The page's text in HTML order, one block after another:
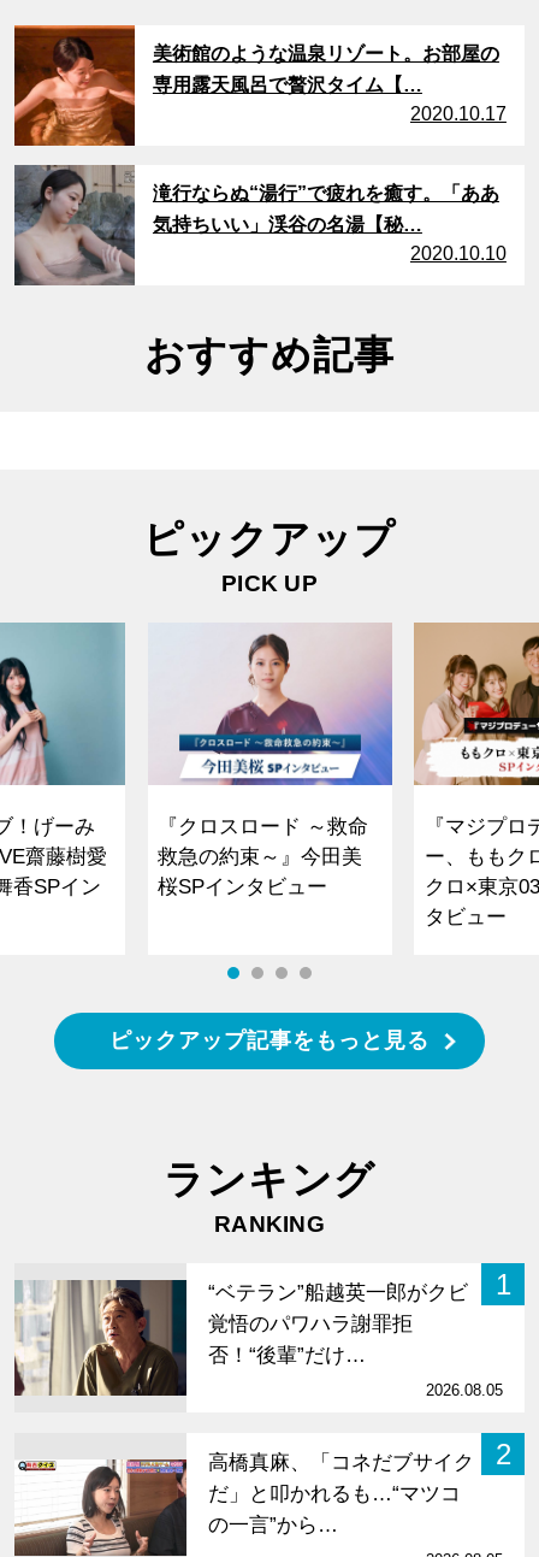
サムネイル
美術館のような温泉リゾート。お部屋の
専用露天風呂で贅沢タイム【…
2020.10.17
サムネイル
滝行ならぬ“湯行”で疲れを癒す。「ああ
気持ちいい」渓谷の名湯【秘…
2020.10.10
おすすめ記事
ピックアップ
PICK UP
！げーみ
齋藤樹愛
香SPイン
『クロスロード ～救命
救急の約束～』今田美
桜SPインタビュー
『マジプロ
ー、ももク
クロ×東京
タビュー
ピックアップ記事をもっと見る
ランキング
RANKING
1
“ベテラン”船越英一郎がクビ
覚悟のパワハラ謝罪拒
否！“後輩”だけ…
2026.08.05
2
高橋真麻、「コネだブサイク
だ」と叩かれるも…“マツコ
の一言”から…